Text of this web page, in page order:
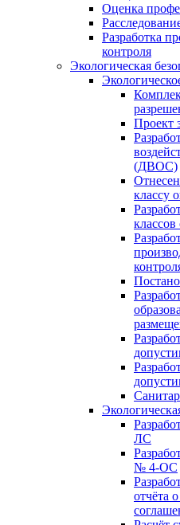
Оценка
Разработка
контроля
Экологическая
Проект
(ДВОС)
классу
классов
ЛС
№ 4-ОС
отчёта